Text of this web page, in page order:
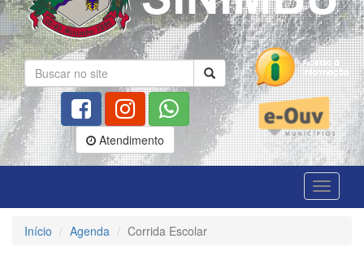
Atendimento
Início Agenda Corrida Escolar